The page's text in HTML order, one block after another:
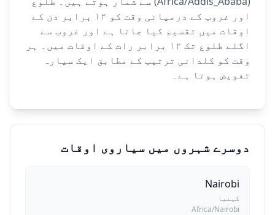
اور غروب کے درمیانی وقت کو ۱۲ برابر دن کے
اوقات میں تقسیم کیا جاتا ہے اور غروب سے
اگلے طلوع تک ۱۲ برابر رات کے اوقات میں۔ ہر
وقت کو کلدانی ترتیب کے مطابق ایک سیارہ
تفویض ہوتا ہے۔
دوسرے شہروں میں سیاروی اوقات
Nairobi
کینیا
Africa/Nairobi